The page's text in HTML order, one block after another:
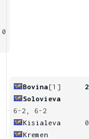
0
Bovina[1]
2
Solovieva
6-2, 6-2
Kisialeva
0
Kremen